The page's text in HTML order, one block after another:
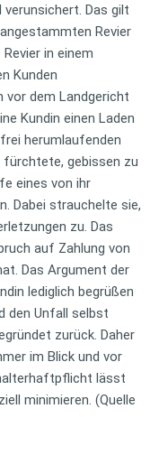
Das gilt
Revier
in einem
Kunden
vor dem Landgericht
Kundin einen Laden
herumlaufenden
fürchtete, gebissen zu
eines von ihr
Dabei strauchelte sie,
zu. Das
auf Zahlung von
Das Argument der
lediglich begrüßen
den Unfall selbst
zurück. Daher
im Blick und vor
lässt
minimieren. (Quelle